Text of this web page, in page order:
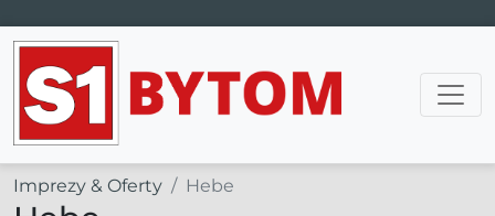
Main Navigation
Imprezy & Oferty Hebe